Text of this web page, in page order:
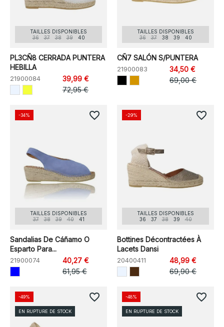
TAILLES DISPONIBLES
36
37 38 39 40
PL3CÑ8 CERRADA PUNTERA
HEBILLA
21900084
39,99 €
72,95 €
TAILLES DISPONIBLES
36
37 38 39 40
CÑ7 SALÓN S/PUNTERA
21900083
34,50 €
69,00 €
TAILLES DISPONIBLES
37
38 39 40 41
Sandalias De Cáñamo O
Esparto Para...
21900074
40,27 €
61,95 €
-34% favorite_border
TAILLES DISPONIBLES
36
37 38 39 40
Bottines Décontractées À
Lacets Dansi
20400411
48,99 €
69,90 €
-29% favorite_border
-49%
EN RUPTURE DE STOCK
favorite_border -48%
EN RUPTURE DE STOCK
favorite_border